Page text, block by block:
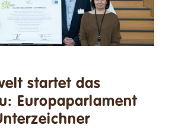
startet das
Europaparlament